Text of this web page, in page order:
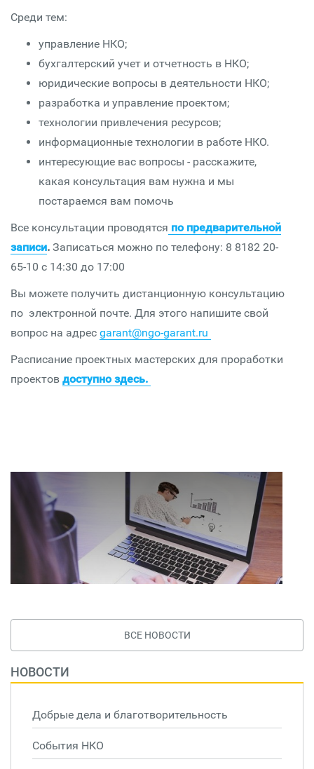
Среди тем:
управление НКО;
бухгалтерский учет и отчетность в НКО;
юридические вопросы в деятельности НКО;
разработка и управление проектом;
технологии привлечения ресурсов;
информационные технологии в работе НКО.
интересующие вас вопросы - расскажите,
какая консультация вам нужна и мы
постараемся вам помочь
Все консультации проводятся по предварительной
записи. Записаться можно по телефону: 8 8182 20-
65-10 с 14:30 до 17:00
Вы можете получить дистанционную консультацию
по электронной почте. Для этого напишите свой
вопрос на адрес garant@ngo-garant.ru
Расписание проектных мастерских для проработки
проектов доступно здесь.
ВСЕ НОВОСТИ
НОВОСТИ
Добрые дела и благотворительность
События НКО